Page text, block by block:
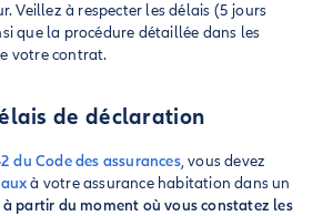
Veillez à respecter les délais (5 jours
que la procédure détaillée dans les
votre contrat.
de déclaration
du Code des assurances, vous devez
à votre assurance habitation dans un
partir du moment où vous constatez les